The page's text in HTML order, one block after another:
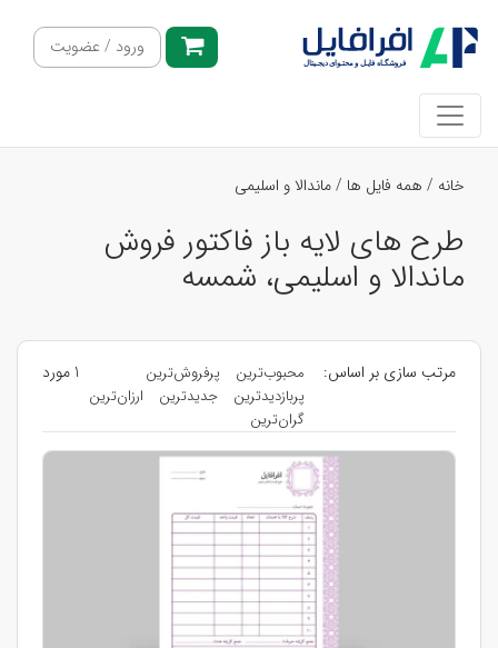
ورود / عضویت
خانه / همه فایل ها /ماندالا و اسلیمی
طرح های لایه باز فاکتور فروش
ماندالا و اسلیمی، شمسه
مرتب سازی بر اساس: محبوب‌ترین
پرفروش‌ترین
پربازدیدترین
جدیدترین
ارزان‌ترین
گران‌ترین
1 مورد